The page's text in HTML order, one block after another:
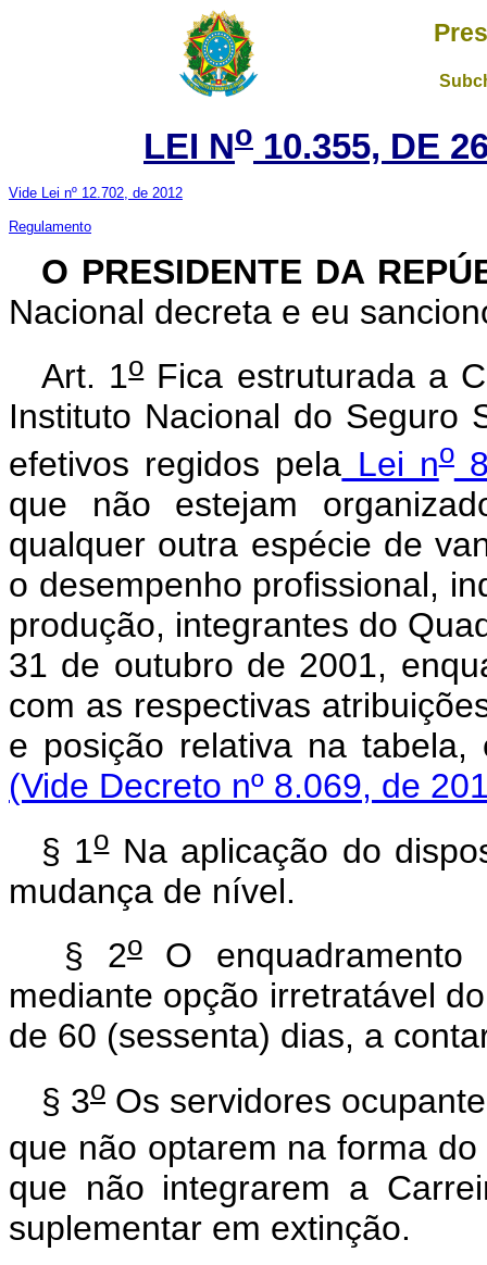
LEI No 10.355, DE
Vide Lei nº 12.702, de 2012
Regulamento
O PRESIDENTE DA
Nacional decreta e eu
Art. 1oFica estruturada a
Instituto Nacional do Seguro
efetivos regidos pela Lei no
que não estejam
qualquer outra espécie de
o desempenho profissional,
produção, integrantes do
31 de outubro de 2001,
com as respectivas
e posição relativa na
(Vide Decreto nº 8.069, de
§ 1oNa aplicação do
mudança de nível.
§ 2oO enquadramento
mediante opção irretratável
de 60 (sessenta) dias, a
§ 3o Os servidores
que não optarem na forma do
que não integrarem a
suplementar em extinção.